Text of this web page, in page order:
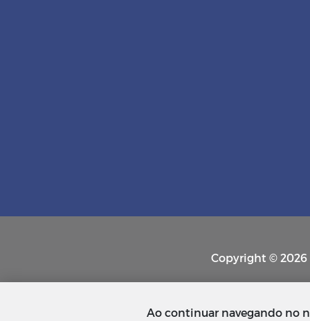
Copyright © 2026
Ao continuar navegando no